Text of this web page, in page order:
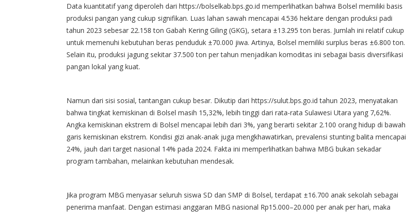
Data kuantitatif yang diperoleh dari https://bolselkab.bps.go.id memperlihatkan bahwa Bolsel memiliki basis
produksi pangan yang cukup signifikan. Luas lahan sawah mencapai 4.536 hektare dengan produksi padi
tahun 2023 sebesar 22.158 ton Gabah Kering Giling (GKG), setara ±13.295 ton beras. Jumlah ini relatif cukup
untuk memenuhi kebutuhan beras penduduk ±70.000 jiwa. Artinya, Bolsel memiliki surplus beras ±6.800 ton.
Selain itu, produksi jagung sekitar 37.500 ton per tahun menjadikan komoditas ini sebagai basis diversifikasi
pangan lokal yang kuat.
Namun dari sisi sosial, tantangan cukup besar. Dikutip dari https://sulut.bps.go.id tahun 2023, menyatakan
bahwa tingkat kemiskinan di Bolsel masih 15,32%, lebih tinggi dari rata-rata Sulawesi Utara yang 7,62%.
Angka kemiskinan ekstrem di Bolsel mencapai lebih dari 3%, yang berarti sekitar 2.100 orang hidup di bawah
garis kemiskinan ekstrem. Kondisi gizi anak-anak juga mengkhawatirkan, prevalensi stunting balita mencapai
24%, jauh dari target nasional 14% pada 2024. Fakta ini memperlihatkan bahwa MBG bukan sekadar
program tambahan, melainkan kebutuhan mendesak.
Jika program MBG menyasar seluruh siswa SD dan SMP di Bolsel, terdapat ±16.700 anak sekolah sebagai
penerima manfaat. Dengan estimasi anggaran MBG nasional Rp15.000–20.000 per anak per hari, maka